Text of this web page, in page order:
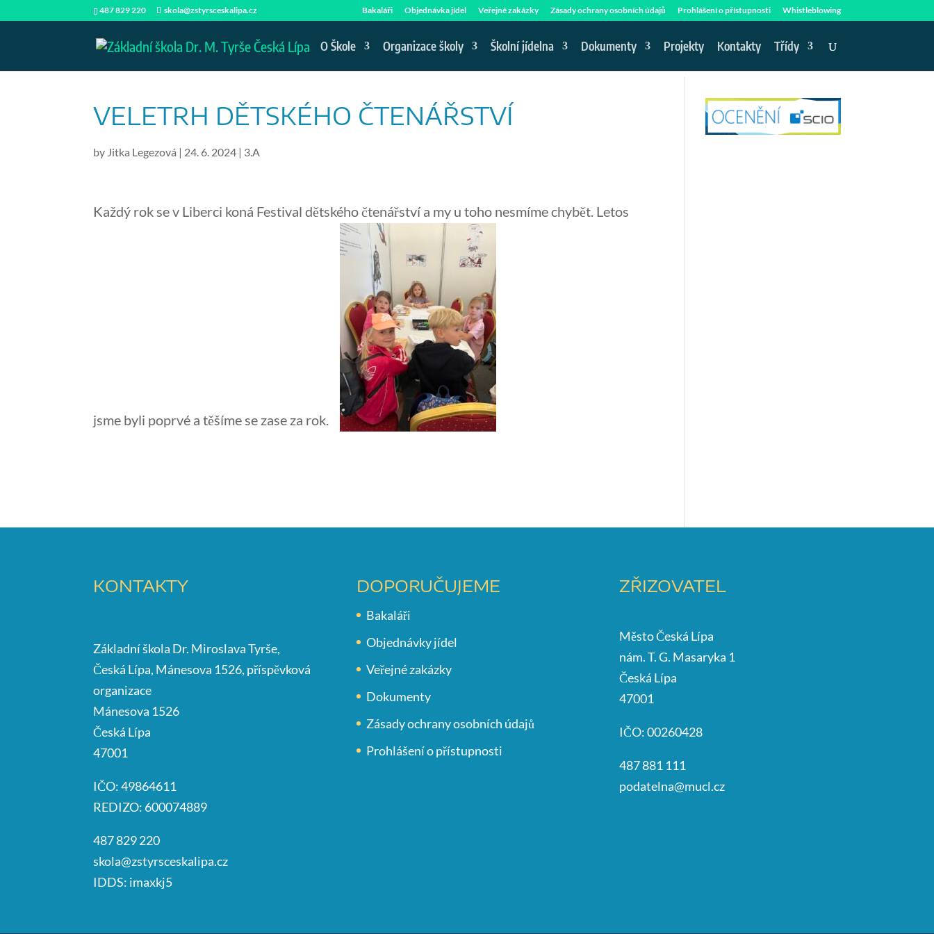
487 829 220 skola@zstyrsceskalipa.cz Bakaláři Objednávka jídel Veřejné zakázky Zásady ochrany osobních údajů Prohlášení o přístupnosti Whistleblowing
O Škole Organizace školy Školní jídelna Dokumenty Projekty Kontakty Třídy
VELETRH DĚTSKÉHO ČTENÁŘSTVÍ
by Jitka Legezová | 24. 6. 2024 | 3.A
Každý rok se v Liberci koná Festival dětského čtenářství a my u toho nesmíme chybět. Letos
jsme byli poprvé a těšíme se zase za rok.
KONTAKTY
Základní škola Dr. Miroslava Tyrše,
Česká Lípa, Mánesova 1526, příspěvková
organizace
Mánesova 1526
Česká Lípa
47001
IČO: 49864611
REDIZO: 600074889
487 829 220
skola@zstyrsceskalipa.cz
IDDS: imaxkj5
DOPORUČUJEME
Bakaláři
Objednávky jídel
Veřejné zakázky
Dokumenty
Zásady ochrany osobních údajů
Prohlášení o přístupnosti
ZŘIZOVATEL
Město Česká Lípa
nám. T. G. Masaryka 1
Česká Lípa
47001
IČO: 00260428
487 881 111
podatelna@mucl.cz